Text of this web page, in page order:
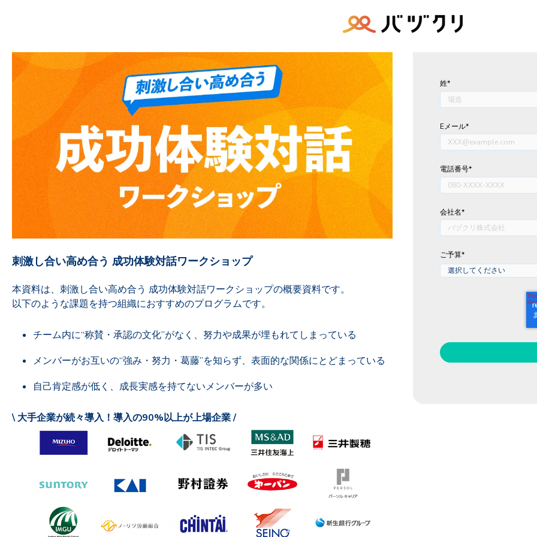
刺激し合い高め合う 成功体験対話ワークショップ
本資料は、刺激し合い高め合う 成功体験対話ワークショップの概要資料です。
以下のような課題を持つ組織におすすめのプログラムです。
チーム内に“称賛・承認の文化”がなく、努力や成果が埋もれてしまっている
メンバーがお互いの“強み・努力・葛藤”を知らず、表面的な関係にとどまっている
自己肯定感が低く、成長実感を持てないメンバーが多い
\ 大手企業が続々導入！導入の90%以上が上場企業 /
姓*
Eメール*
電話番号*
会社名*
ご予算*